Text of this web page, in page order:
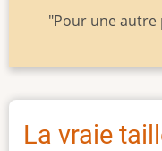
"Pour une
La vraie